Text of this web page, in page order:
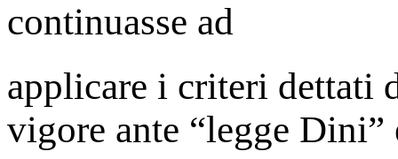
continuasse ad
applicare i criteri dettati
vigore ante “legge Dini”